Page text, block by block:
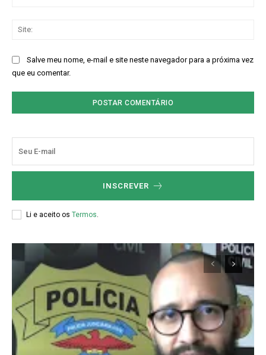
Salve meu nome, e-mail e site neste navegador para a próxima vez
que eu comentar.
INSCREVER
Li e aceito os Termos